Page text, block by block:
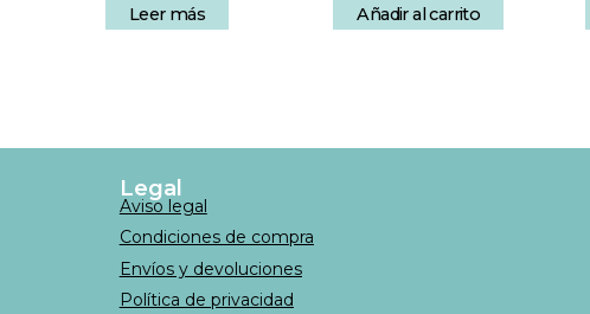
Leer más Añadir al carrito
Legal
Aviso legal
Condiciones de compra
Envíos y devoluciones
Política de privacidad